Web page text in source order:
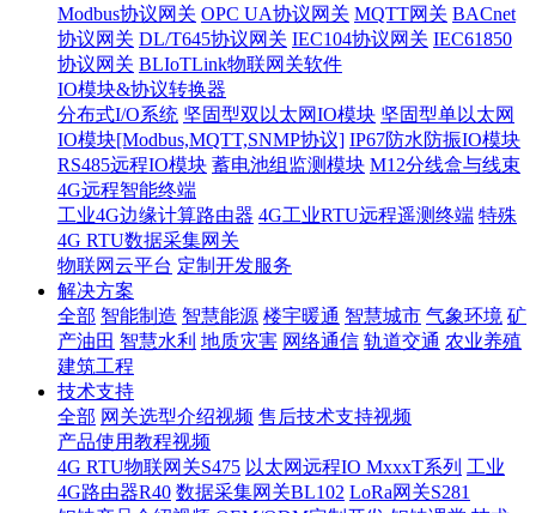
Modbus协议网关 OPC UA协议网关 MQTT网关 BACnet
协议网关 DL/T645协议网关 IEC104协议网关 IEC61850
协议网关 BLIoTLink物联网关软件
IO模块&协议转换器
分布式I/O系统 坚固型双以太网IO模块 坚固型单以太网
IO模块[Modbus,MQTT,SNMP协议] IP67防水防振IO模块
RS485远程IO模块 蓄电池组监测模块 M12分线盒与线束
4G远程智能终端
工业4G边缘计算路由器 4G工业RTU远程遥测终端 特殊
4G RTU数据采集网关
物联网云平台 定制开发服务
解决方案
全部 智能制造 智慧能源 楼宇暖通 智慧城市 气象环境 矿
产油田 智慧水利 地质灾害 网络通信 轨道交通 农业养殖
建筑工程
技术支持
全部 网关选型介绍视频 售后技术支持视频
产品使用教程视频
4G RTU物联网关S475 以太网远程IO MxxxT系列 工业
4G路由器R40 数据采集网关BL102 LoRa网关S281